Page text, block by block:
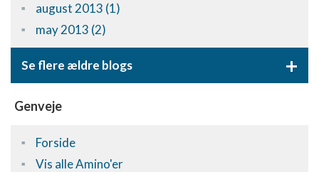
august 2013 (1)
may 2013 (2)
Se flere ældre blogs +
Genveje
Forside
Vis alle Amino'er